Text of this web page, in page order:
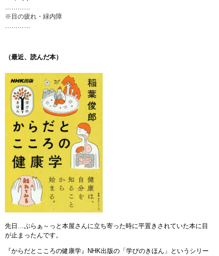
…………
※目の疲れ・緑内障
…………
（最近、読んだ本）
先日…ぷらぁ～っと本屋さんに立ち寄った時に平置きされていた本に目
が止まったんです。
『からだとこころの健康学』NHK出版の「学びのきほん」というシリー